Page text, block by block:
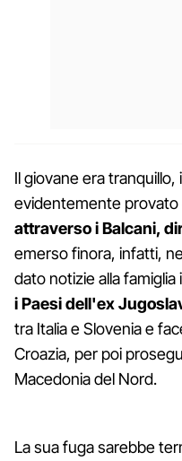
Il giovane era
evidentemente provato
attraverso i Balcani,
emerso finora, infatti,
dato notizie alla famiglia
i Paesi dell'ex
tra Italia e Slovenia e
Croazia, per poi
Macedonia del Nord.
La sua fuga sarebbe